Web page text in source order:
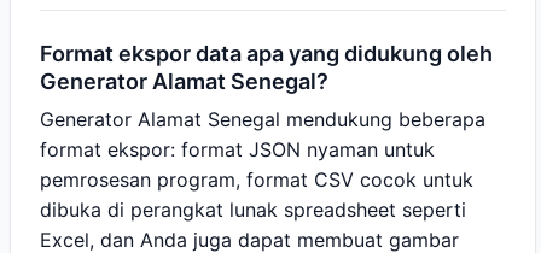
Format ekspor data apa yang didukung oleh
Generator Alamat Senegal?
Generator Alamat Senegal mendukung beberapa
format ekspor: format JSON nyaman untuk
pemrosesan program, format CSV cocok untuk
dibuka di perangkat lunak spreadsheet seperti
Excel, dan Anda juga dapat membuat gambar